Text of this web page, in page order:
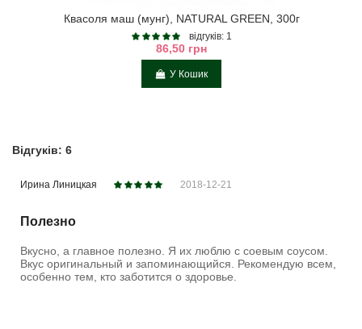
Квасоля маш (мунг), NATURAL GREEN, 300г
відгуків: 1
86,50 грн
У Кошик
Відгуків: 6
Ирина Линицкая 2018-12-21
Полезно
Вкусно, а главное полезно. Я их люблю с соевым соусом.
Вкус оригинальный и запоминающийся. Рекомендую всем,
особенно тем, кто заботится о здоровье.